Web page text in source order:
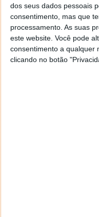
dos seus dados pessoais
consentimento, mas que
processamento. As suas
este website. Você pode
consentimento a qualquer
clicando no botão